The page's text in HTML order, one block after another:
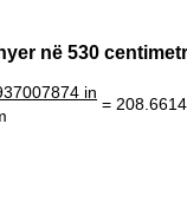
në 530
in
=